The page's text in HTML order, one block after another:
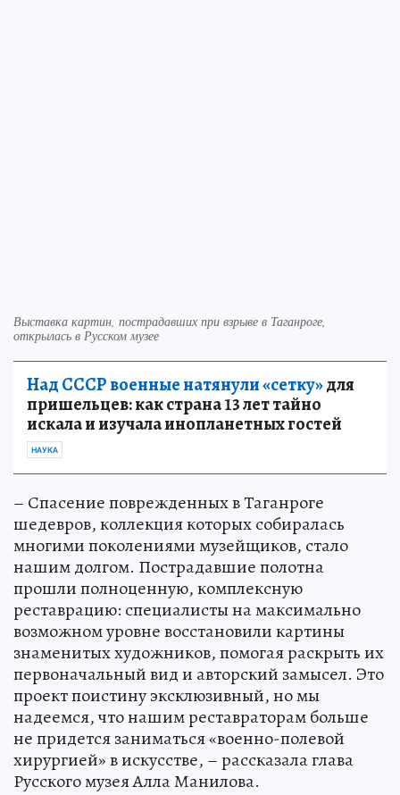
Выставка картин, пострадавших при взрыве в Таганроге,
открылась в Русском музее
Над СССР военные натянули «сетку»для
пришельцев: как страна 13 лет тайно
искала и изучала инопланетных гостей
НАУКА
– Спасение поврежденных в Таганроге
шедевров, коллекция которых собиралась
многими поколениями музейщиков, стало
нашим долгом. Пострадавшие полотна
прошли полноценную, комплексную
реставрацию: специалисты на максимально
возможном уровне восстановили картины
знаменитых художников, помогая раскрыть их
первоначальный вид и авторский замысел. Это
проект поистину эксклюзивный, но мы
надеемся, что нашим реставраторам больше
не придется заниматься «военно-полевой
хирургией» в искусстве, – рассказала глава
Русского музея Алла Манилова.